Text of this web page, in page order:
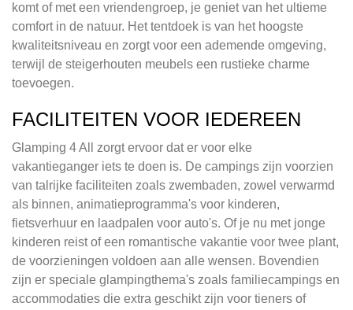
komt of met een vriendengroep, je geniet van het ultieme
comfort in de natuur. Het tentdoek is van het hoogste
kwaliteitsniveau en zorgt voor een ademende omgeving,
terwijl de steigerhouten meubels een rustieke charme
toevoegen.
FACILITEITEN VOOR IEDEREEN
Glamping 4 All zorgt ervoor dat er voor elke
vakantieganger iets te doen is. De campings zijn voorzien
van talrijke faciliteiten zoals zwembaden, zowel verwarmd
als binnen, animatieprogramma's voor kinderen,
fietsverhuur en laadpalen voor auto's. Of je nu met jonge
kinderen reist of een romantische vakantie voor twee plant,
de voorzieningen voldoen aan alle wensen. Bovendien
zijn er speciale glampingthema's zoals familiecampings en
accommodaties die extra geschikt zijn voor tieners of